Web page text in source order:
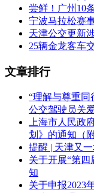
尝鲜！广州10
宁波马拉松赛
天津公交更新
25辆金龙客车
文章排行
“理解与尊重同
公交驾驶员关
上海市人民政
划》的通知（
提醒 | 天津又
关于开展“第四
知
关于申报2023